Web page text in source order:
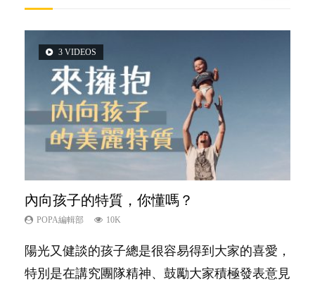
3 VIDEOS
內向孩子的特質，你懂嗎？
POPA編輯部 10K
陽光又健談的孩子總是很容易得到大家的喜愛，
特別是在講究團隊精神、鼓勵大家積極發表意見
2 VIDEOS
想孩子學好外語，點做好？
POPA編輯部 9.9K
有人話學多種語言越早開始越好，有人卻說一時
間太多語言，會令孩子感到混淆，到底誰是誰
6 VIDEOS
孩子能力天注定？
POPA編輯部 7.9K
很多父母都希望孩子係個「叻仔叻女」，學業別
太差，日常自理井井有條。這樣的孩子是萬中無
6 VIDEOS
愛孩子也別忘了愛自己，父母如何關顧自
己的身心靈？
照顧孩子衣食住行、陪同兒女應對功課測驗，還
5 VIDEOS
夫妻必看！經營婚姻，沒捷徑
POPA編輯部 22.9K
你是不是也曾經以為只要跟相愛的人結婚，就自
然能走到白頭，但生了孩子卻發現事情不如你所